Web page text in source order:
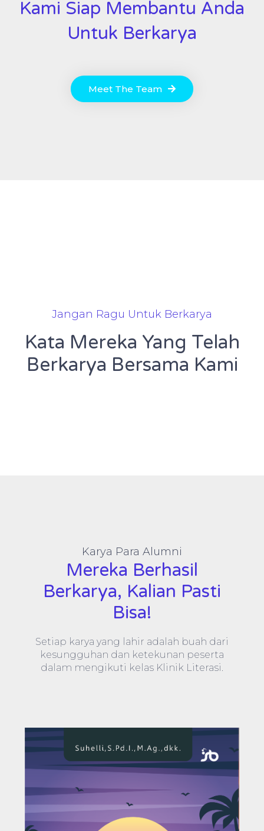
Kami Siap Membantu Anda
Untuk Berkarya
Meet The Team
Jangan Ragu Untuk Berkarya
Kata Mereka Yang Telah
Berkarya Bersama Kami
Karya Para Alumni
Mereka Berhasil
Berkarya, Kalian Pasti
Bisa!
Setiap karya yang lahir adalah buah dari
kesungguhan dan ketekunan peserta
dalam mengikuti kelas Klinik Literasi.